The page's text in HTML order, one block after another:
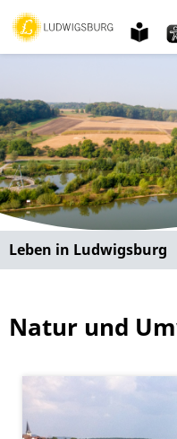
Leben in Ludwigsburg
Natur und